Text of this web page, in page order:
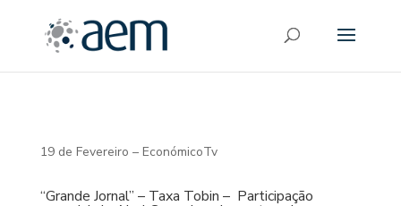
19 de Fevereiro – EconómicoTv
“Grande Jornal” – Taxa Tobin – Participação